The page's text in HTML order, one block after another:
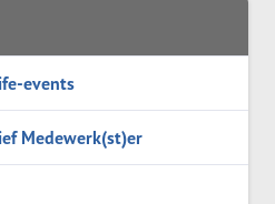
events
Medewerk(st)er